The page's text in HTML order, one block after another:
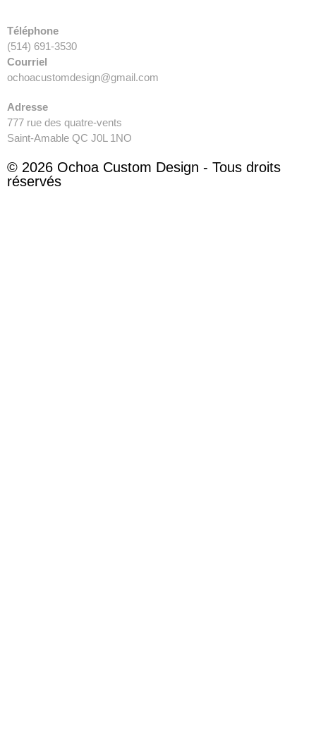
Téléphone
(514) 691-3530
Courriel
ochoacustomdesign@gmail.com
Adresse
777 rue des quatre-vents
Saint-Amable QC J0L 1NO
© 2026 Ochoa Custom Design - Tous droits
réservés